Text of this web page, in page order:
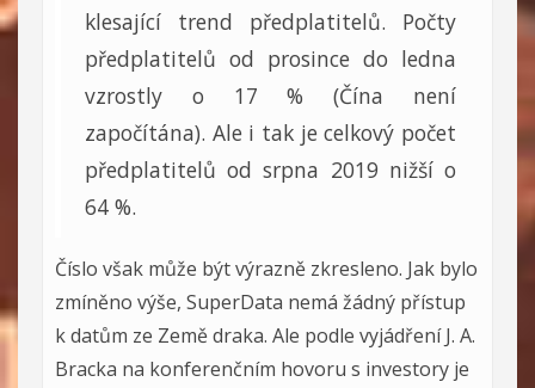
klesající trend předplatitelů. Počty
předplatitelů od prosince do ledna
vzrostly o 17 % (Čína není
započítána). Ale i tak je celkový počet
předplatitelů od srpna 2019 nižší o
64 %.
Číslo však může být výrazně zkresleno. Jak bylo
zmíněno výše, SuperData nemá žádný přístup
k datům ze Země draka. Ale podle vyjádření J. A.
Bracka na konferenčním hovoru s investory je